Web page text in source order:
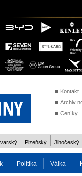
Kontakt
Archiv
Ceníky
Plzeňský Jihočeský
Politika Válka